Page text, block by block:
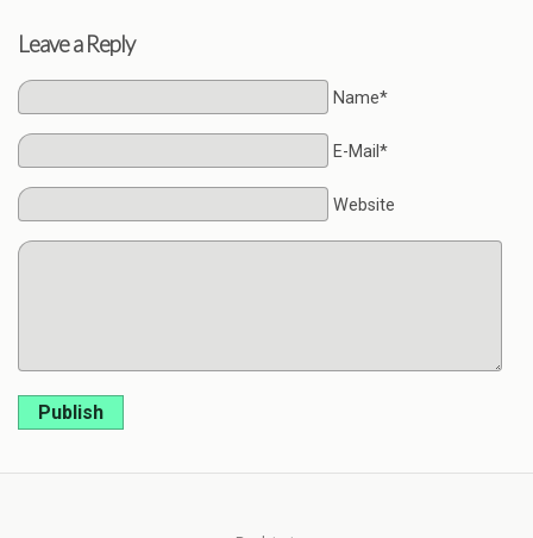
Leave a Reply
Name*
E-Mail*
Website
Publish